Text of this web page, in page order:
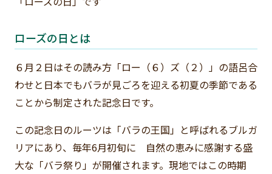
ローズの日とは
６月２日はその読み方「ロー（６）ズ（２）」の語呂合
わせと日本でもバラが見ごろを迎える初夏の季節である
ことから制定された記念日です。
この記念日のルーツは「バラの王国」と呼ばれるブルガ
リアにあり、毎年6月初旬に 自然の恵みに感謝する盛
大な「バラ祭り」が開催されます。現地ではこの時期